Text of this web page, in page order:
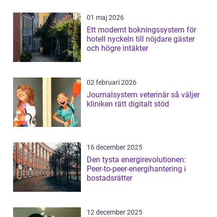
01 maj 2026
Ett modernt bokningssystem för
hotell nyckeln till nöjdare gäster
och högre intäkter
02 februari 2026
Journalsystem veterinär så väljer
kliniken rätt digitalt stöd
16 december 2025
Den tysta energirevolutionen:
Peer-to-peer-energihantering i
bostadsrätter
12 december 2025